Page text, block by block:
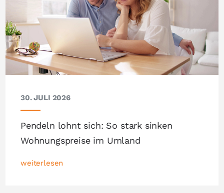
30. JULI 2026
Pendeln lohnt sich: So stark sinken
Wohnungspreise im Umland
weiterlesen